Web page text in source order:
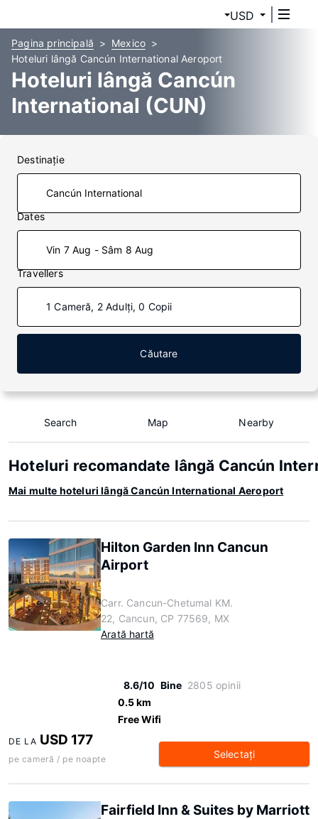
USD
Pagina principală
Mexico
Hoteluri lângă Cancún International Aeroport
Hoteluri lângă Cancún
International (CUN)
Destinaţie
Dates
Vin 7 Aug - Sâm 8 Aug
Travellers
1 Cameră, 2 Adulți, 0 Copii
Căutare
Search Map Nearby
Hoteluri recomandate lângă Cancún
Mai multe hoteluri lângă Cancún International Aeroport
Hilton Garden Inn Cancun
Airport
Carr. Cancun-Chetumal KM.
22, Cancun, CP 77569, MX
Arată hartă
8.6/10 Bine 2805 opinii
0.5 km
Free Wifi
DE LA USD 177
pe cameră / pe noapte Selectaţi
Fairfield Inn & Suites by Marriott